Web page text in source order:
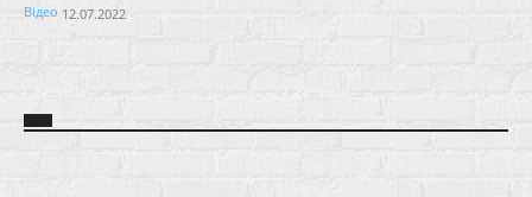
Відео 12.07.2022